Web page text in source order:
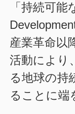
「持続可
産業革命以
活動により
る地球の持
ることに端